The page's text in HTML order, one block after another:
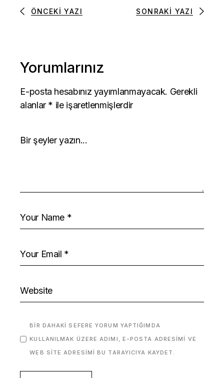
ÖNCEKI YAZI SONRAKI YAZI
Yorumlarınız
E-posta hesabınız yayımlanmayacak. Gerekli
alanlar * ile işaretlenmişlerdir
BIR DAHAKI SEFERE YORUM YAPTIĞIMDA
KULLANILMAK ÜZERE ADIMI, E-POSTA ADRESIMI VE
WEB SITE ADRESIMI BU TARAYICIYA KAYDET.